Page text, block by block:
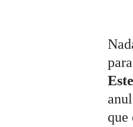
que